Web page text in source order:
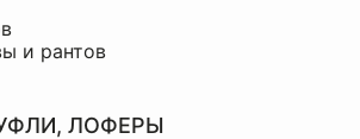
и рантов
ЛОФЕРЫ